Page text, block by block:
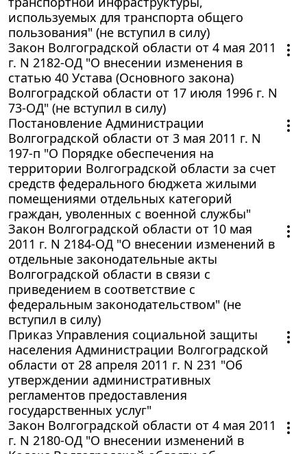
используемых для транспорта общего
пользования" (не вступил в силу)
Закон Волгоградской области от 4 мая 2011
г. N 2182-ОД "О внесении изменения в
статью 40 Устава (Основного закона)
Волгоградской области от 17 июля 1996 г. N
73-ОД" (не вступил в силу)
Постановление Администрации
Волгоградской области от 3 мая 2011 г. N
197-п "О Порядке обеспечения на
территории Волгоградской области за счет
средств федерального бюджета жилыми
помещениями отдельных категорий
граждан, уволенных с военной службы"
Закон Волгоградской области от 10 мая
2011 г. N 2184-ОД "О внесении изменений в
отдельные законодательные акты
Волгоградской области в связи с
приведением в соответствие с
федеральным законодательством" (не
вступил в силу)
Приказ Управления социальной защиты
населения Администрации Волгоградской
области от 28 апреля 2011 г. N 231 "Об
утверждении административных
регламентов предоставления
государственных услуг"
Закон Волгоградской области от 4 мая 2011
г. N 2180-ОД "О внесении изменений в